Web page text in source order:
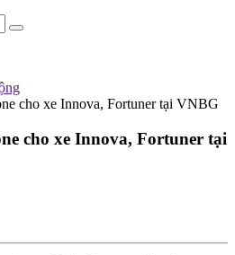
cho xe Innova, Fortuner tại VNBG
cho xe Innova, Fortuner tại